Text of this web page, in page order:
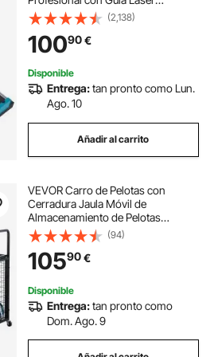
Ajustable de Alta Precisión,
Máquina de Corte de Azulejo para
Cortar Azulejos, Piedra, Baldosas
Ordinarias
(2,138)
10090€
Disponible
Entrega:tan pronto como Lun.
Ago. 10
Añadir al carrito
VEVOR Carro de Pelotas con
Cerradura Jaula Móvil de
Almacenamiento de Pelotas
115x61x91,2cm con 4 Ruedas de
Acero y Frenos Organizador para
Equipos Deportivos Gimnasio
Escuela Garaje Interior Exterior
(94)
10590€
Disponible
Entrega:tan pronto como
Dom. Ago. 9